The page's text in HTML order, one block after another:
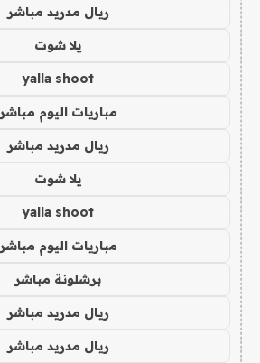
ريال مدريد مباشر
يلا شوت
yalla shoot
مباريات اليوم مباشر
ريال مدريد مباشر
يلا شوت
yalla shoot
مباريات اليوم مباشر
برشلونة مباشر
ريال مدريد مباشر
ريال مدريد مباشر